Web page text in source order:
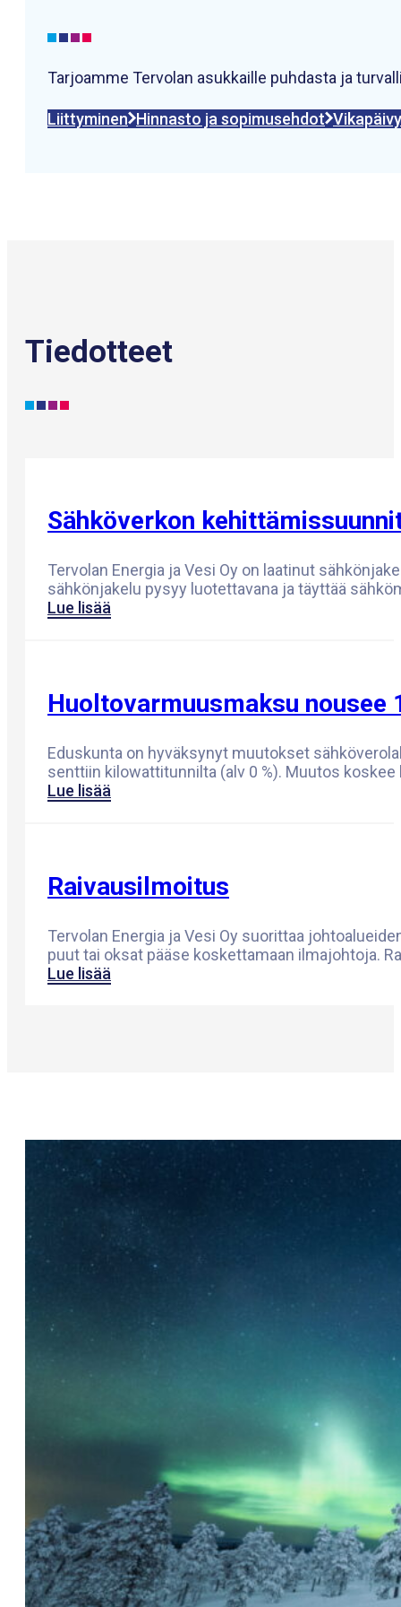
Tarjoamme Tervolan asukkaille puhdasta ja
Liittyminen Hinnasto ja sopimusehdot
Tiedotteet
Sähköverkon
Tervolan Energia ja Vesi Oy on laatinut
sähkönjakelu pysyy luotettavana ja täyttää
Lue lisää
Huoltovarmuusmaksu nousee
Eduskunta on hyväksynyt muutokset
senttiin kilowattitunnilta (alv 0 %). Muutos
Lue lisää
Raivausilmoitus
Tervolan Energia ja Vesi Oy suorittaa
puut tai oksat pääse koskettamaan ilmajohtoja.
Lue lisää